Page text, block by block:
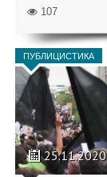
107
ПУБЛИЦИСТИКА
25.11.2020